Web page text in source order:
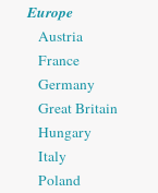
Europe
Austria
France
Germany
Great Britain
Hungary
Italy
Poland